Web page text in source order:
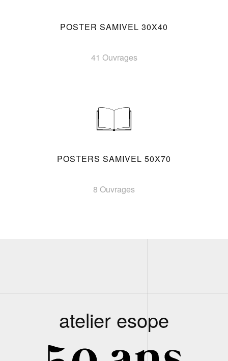
POSTER SAMIVEL 30X40
41 Ouvrages
POSTERS SAMIVEL 50X70
8 Ouvrages
atelier esope